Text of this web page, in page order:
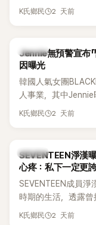
度談起自己幼年罹
K氏鄉民 2 天前
K-POP
Jennie無預警宣布
因曝光
韓國人氣女團
人事業，其中
出中搶先公開新歌
K氏鄉民 2 天前
K-POP
SEVENTEEN淨漢
心疼：私下一定更
SEVENTEEN成員
時期的生活，透露
肺活量，讓聲樂老
K氏鄉民 2 天前